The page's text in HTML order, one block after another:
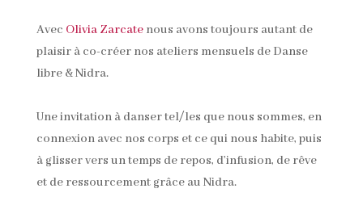
Avec Olivia Zarcatenous avons toujours autant de
plaisir à co-créer nos ateliers mensuels de Danse
libre & Nidra.
Une invitation à danser tel/les que nous sommes, en
connexion avec nos corps et ce qui nous habite, puis
à glisser vers un temps de repos, d’infusion, de rêve
et de ressourcement grâce au Nidra.